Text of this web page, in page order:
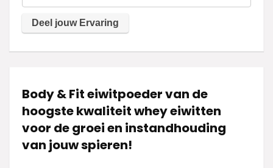
Body & Fit eiwitpoeder van de
hoogste kwaliteit whey eiwitten
voor de groei en instandhouding
van jouw spieren!